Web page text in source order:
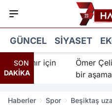
GÜNCEL SIYASET
SON
DAKİKA
için
Ömer Çelik:
bir
Haberler Spor Beşiktaş